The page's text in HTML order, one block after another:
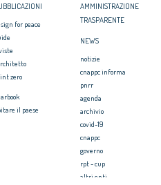
for peace
zero
il paese
AMMINISTRAZIONE
TRASPARENTE
NEWS
notizie
cnappc informa
pnrr
agenda
archivio
covid-19
cnappc
governo
rpt - cup
altri enti